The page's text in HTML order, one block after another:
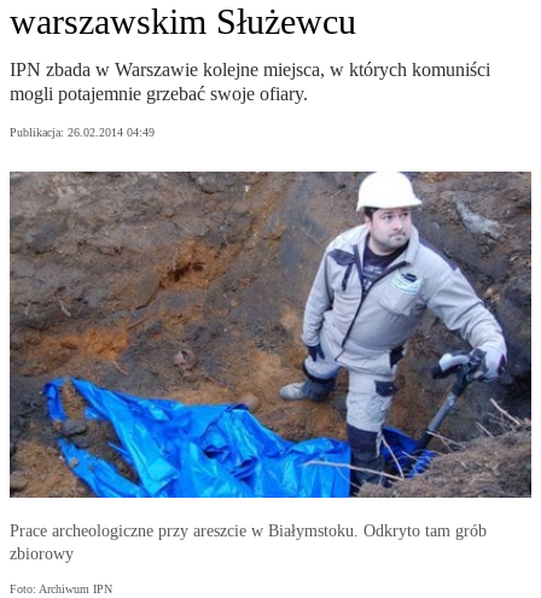
warszawskim Służewcu
IPN zbada w Warszawie kolejne miejsca, w których komuniści
mogli potajemnie grzebać swoje ofiary.
Publikacja: 26.02.2014 04:49
Prace archeologiczne przy areszcie w Białymstoku. Odkryto tam grób
zbiorowy
Foto: Archiwum IPN